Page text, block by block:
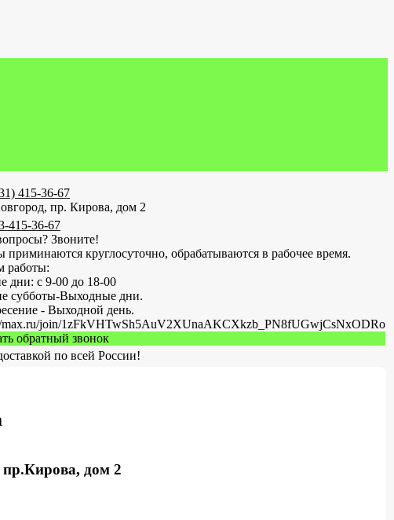
415-36-67
пр. Кирова, дом 2
415-36-67
Звоните!
приминаются круглосуточно, обрабатываются в рабочее время.
работы:
дни: с 9-00 до 18-00
субботы-Выходные дни.
- Выходной день.
max.ru/join/1zFkVHTwSh5AuV2XUnaAKCXkzb_PN8fUGwjCsNxODRo
обратный звонок
по всей России!
дом 2